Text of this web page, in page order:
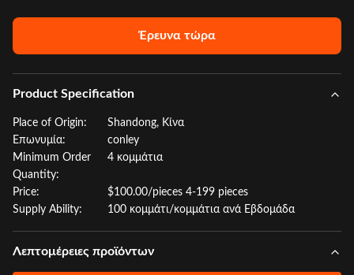
Έρευνα τώρα
Product Specification
Place of Origin:
Shandong, Κίνα
Επωνυμία:
conley
Minimum Order
Quantity:
4 κομμάτια
Price:
$100.00/pieces 4-199 pieces
Supply Ability:
100 κομμάτι/κομμάτια ανά Εβδομάδα
Λεπτομέρειες προϊόντων